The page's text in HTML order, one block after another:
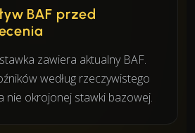
BAF przed
zawiera aktualny BAF.
według rzeczywistego
nie okrojonej stawki bazowej.